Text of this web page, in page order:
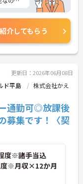
いるの
い合わ
紹介してもらう
更新日：2026年06月08日
ド平島
株式会社かえ
通勤可◎放課後
募集です！〈契
度※諸手当込
※月収×12か月